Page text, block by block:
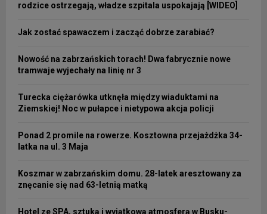
rodzice ostrzegają, władze szpitala uspokajają [WIDEO]
Jak zostać spawaczem i zacząć dobrze zarabiać?
Nowość na zabrzańskich torach! Dwa fabrycznie nowe
tramwaje wyjechały na linię nr 3
Turecka ciężarówka utknęła między wiaduktami na
Ziemskiej! Noc w pułapce i nietypowa akcja policji
Ponad 2 promile na rowerze. Kosztowna przejażdżka 34-
latka na ul. 3 Maja
Koszmar w zabrzańskim domu. 28-latek aresztowany za
znęcanie się nad 63-letnią matką
Hotel ze SPA, sztuką i wyjątkową atmosferą w Busku-